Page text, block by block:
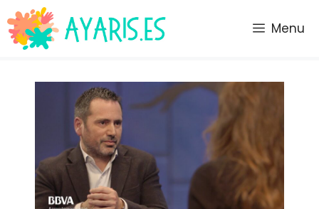
Saltar
al
contenido
Menu